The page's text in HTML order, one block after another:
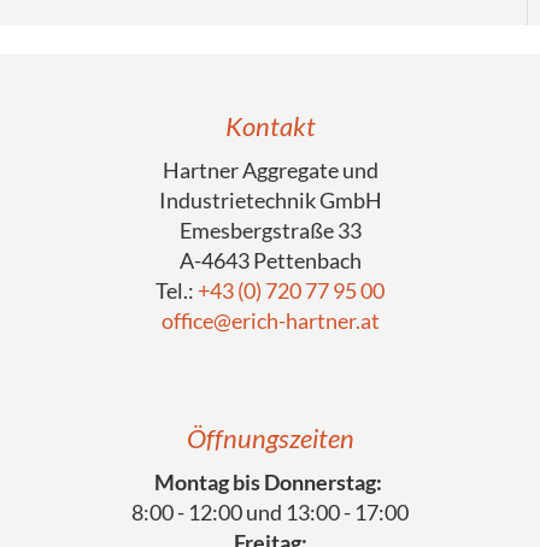
Kontakt
Hartner Aggregate und
Industrietechnik GmbH
Emesbergstraße 33
A-4643 Pettenbach
Tel.: +43 (0) 720 77 95 00
office@erich-hartner.at
Öffnungszeiten
Montag bis Donnerstag:
8:00 - 12:00 und 13:00 - 17:00